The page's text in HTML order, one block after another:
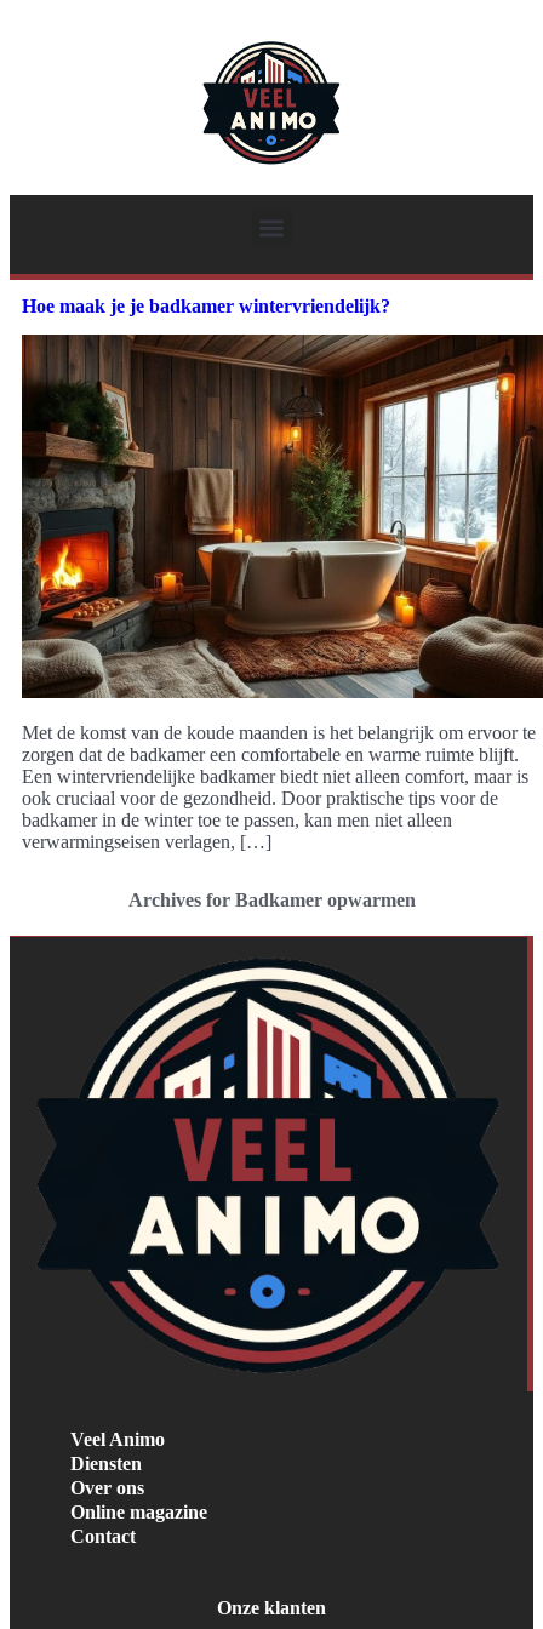
Hoe maak je je badkamer wintervriendelijk?
Met de komst van de koude maanden is het belangrijk om ervoor te
zorgen dat de badkamer een comfortabele en warme ruimte blijft.
Een wintervriendelijke badkamer biedt niet alleen comfort, maar is
ook cruciaal voor de gezondheid. Door praktische tips voor de
badkamer in de winter toe te passen, kan men niet alleen
verwarmingseisen verlagen, […]
Archives for Badkamer opwarmen
Veel Animo
Diensten
Over ons
Online magazine
Contact
Onze klanten